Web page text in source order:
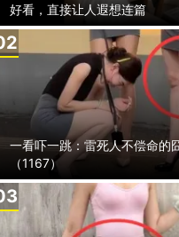
好看，直接让人遐想连篇
2
一看吓一跳：雷死人不偿命的
（1167）
3